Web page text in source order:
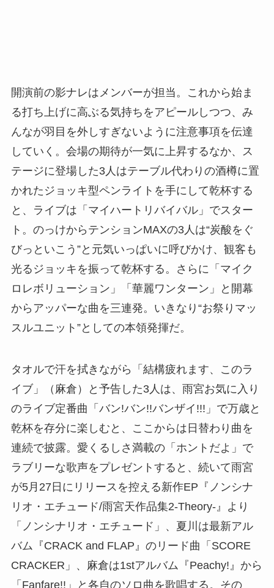
開演前の影ナレはメンバーが担当。これから始ま
る打ち上げに高ぶる気持ちをアピールしつつ、み
んなが羽目を外しすぎないように注意事項を伝達
していく。会場の期待が一気に上昇するなか、ス
テージに登場した3人はテーブル代わりの酒樽に置
かれたジョッキ型ペンライトを手にして乾杯する
と、ライブは「マイハートリバイバル」でスター
ト。のっけからテンションMAXの3人は“炭酸をぐ
びっといこう”と元気いっぱいに呼びかけ、観客も
光るジョッキを振って乾杯する。さらに「マイク
ロレボリューション」「華麗ワンターン」と開幕
からアッパーな曲を三連発。いきなり“お祭りマッ
スルユニット”としての本領発揮だ。
タオルで汗を拭きながら「結構疲れます、このラ
イブ」（麻倉）と予告した3人は、雨宮お気に入り
のライブ定番曲「バン!バン!!バンザイ!!!」で万歳と
乾杯を存分に楽しむと、ここからは日替わり曲を
連続で披露。愛くるしさ満載の「ホントだよ」で
ラブリーな歌声をプレゼントすると、続いて雨宮
が5月27日にリリースを控える新作EP『ノンシナ
リオ・エチュード/雨宮天作品集2-Theory-』より
「ノンシナリオ・エチュード」、夏川は最新アル
バム『CRACK and FLAP』のリード曲「SCORE
CRACKER」、麻倉は1stアルバム『Peachy!』から
「Fanfare!!」と各自のソロ曲を歌唱する。その